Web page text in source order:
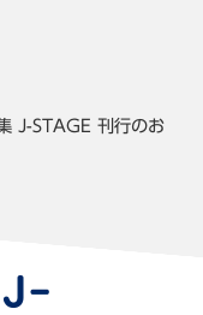
J-STAGE 刊行のお
J-